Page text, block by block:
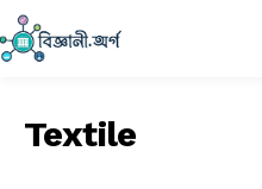
Textile